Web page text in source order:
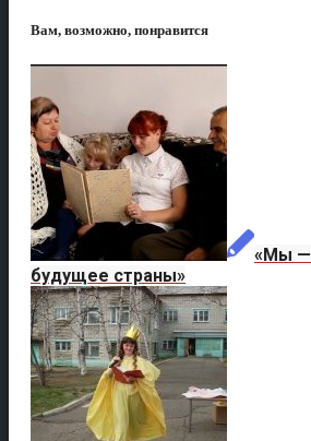
Вам, возможно, понравится
«Мы —
будущее страны»